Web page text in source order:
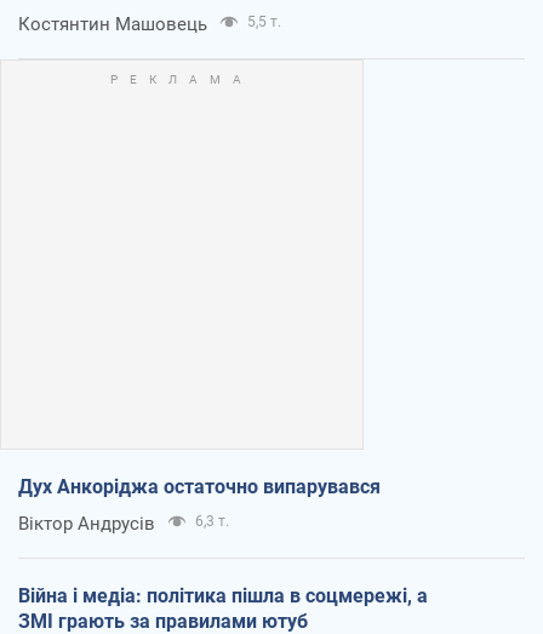
Костянтин Машовець 5,5 т.
Дух Анкоріджа остаточно випарувався
Віктор Андрусів 6,3 т.
Війна і медіа: політика пішла в соцмережі, а
ЗМІ грають за правилами ютуб